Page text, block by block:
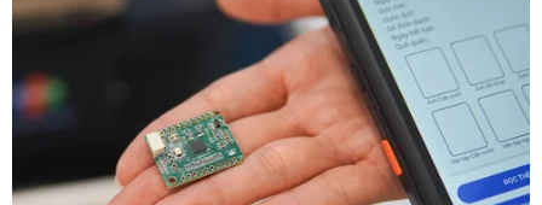
Bộ trưởng Tài chính Janet Yellen: Kinh tế
Mỹ có thể mạnh hơn dự đoán
26/04/2024 00:21
Bộ trưởng Yellen cho biết tăng trưởng Tổng sản phẩm